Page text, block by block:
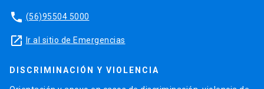
phone (56)95504 5000
launch Ir al sitio de Emergencias
DISCRIMINACIÓN Y VIOLENCIA